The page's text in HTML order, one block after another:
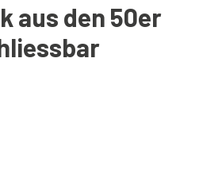
aus den 50er